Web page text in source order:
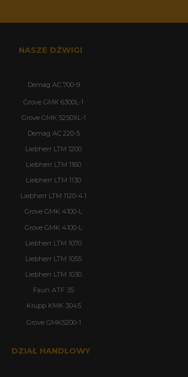
NASZE DŹWIGI
DZIAŁ HANDLOWY
Grove GMK 4100-L
Grove GMK 4100-L
Grove GMK5200-1
Krupp KMK 3045
Faun ATF 35
Liebherr LTM 1030
Liebherr LTM 1055
Liebherr LTM 1070
Liebherr LTM 1120-4.1
Liebherr LTM 1130
Liebherr LTM 1160
Demag AC 700-9
Grove GMK 5250XL-1
Grove GMK 6300L-1
Demag AC 220-5
Liebherr LTM 1200